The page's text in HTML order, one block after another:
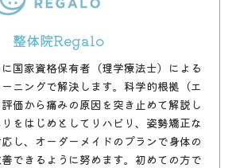
整体院Regalo
国家資格保有者（理学療法士）による
ニングで解決します。科学的根拠（エ
価から痛みの原因を突き止めて解説し
をはじめとしてリハビリ、姿勢矯正な
し、オーダーメイドのプランで身体の
できるように努めます。初めての方で